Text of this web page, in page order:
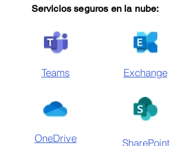
Servicios seguros en la nube:
Teams Exchange
OneDrive SharePoint